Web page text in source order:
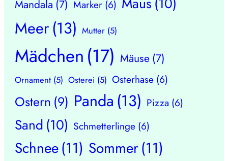
Mandala (7) Marker (6)
Meer(13) Mutter (5)
Mädchen (17) Mäuse (7)
Ornament (5) Osterei (5) Osterhase (6)
Ostern (9) Panda (13) Pizza (6)
Sand (10) Schmetterlinge (6)
Schnee(11) Sommer(11)